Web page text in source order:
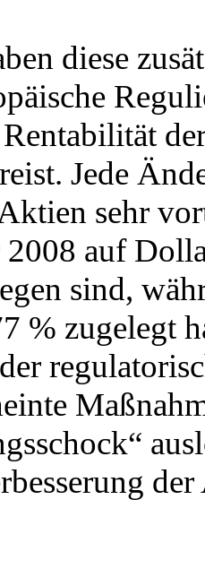
diese
Jede
sehr
2008 auf
sind,
% zugelegt